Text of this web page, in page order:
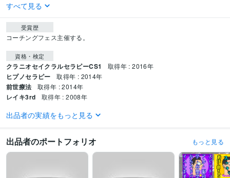
すべて見る
受賞歴
コーチングフェス主催する。
資格・検定
クラニオセイクラルセラピーCS1 取得年 : 2016年
ヒプノセラピー 取得年 : 2014年
前世療法 取得年 : 2014年
レイキ3rd 取得年 : 2008年
得意分野
後まで聴ききる
念に気づき手放す
100％受容する
癒し系は嘘じゃな
い♪
スピリチュアル
脳科学
出品者の実績をもっと見る
出品者のポートフォリオ もっと見る